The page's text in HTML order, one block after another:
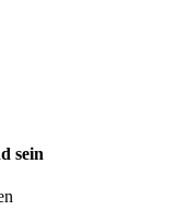
sein